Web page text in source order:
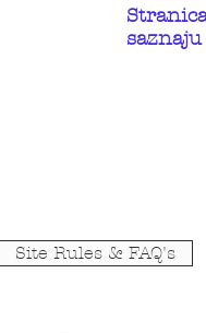
Site Rules & FAQ's